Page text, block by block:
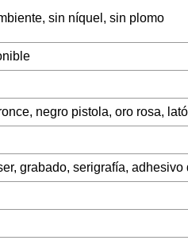
sin níquel, sin plomo
negro pistola, oro rosa,
grabado, serigrafía,